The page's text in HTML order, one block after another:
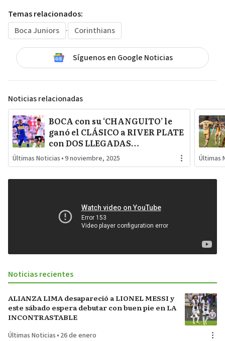
Temas relacionados:
Boca Juniors
· Corinthians
Síguenos en Google Noticias
Noticias relacionadas
BOCA con su ‘CHANGUITO’ le
ganó el CLÁSICO a RIVER PLATE
con DOS LLEGADAS
FULMINANTES que lo dejan a
GALLARDO lejos de la COPA
Últimas Noticias •9 noviembre, 2025 Últimas
Noticias recientes
ALIANZA LIMA desapareció a LIONEL MESSI y
este sábado espera debutar con buen pie en LA
INCONTRASTABLE
Últimas Noticias • 26 de enero